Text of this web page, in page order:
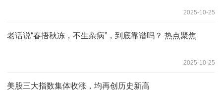
2025-10-25
老话说“春捂秋冻，不生杂病”，到底靠谱吗？ 热点聚焦
2025-10-25
美股三大指数集体收涨，均再创历史新高